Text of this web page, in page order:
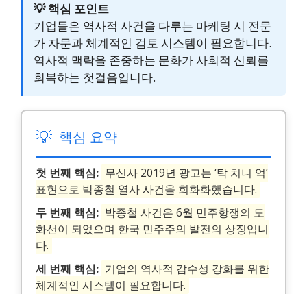
💡 핵심 포인트
기업들은 역사적 사건을 다루는 마케팅 시 전문
가 자문과 체계적인 검토 시스템이 필요합니다.
역사적 맥락을 존중하는 문화가 사회적 신뢰를
회복하는 첫걸음입니다.
💡 핵심 요약
첫 번째 핵심: 무신사 2019년 광고는 ‘탁 치니 억’
표현으로 박종철 열사 사건을 희화화했습니다.
두 번째 핵심: 박종철 사건은 6월 민주항쟁의 도
화선이 되었으며 한국 민주주의 발전의 상징입니
다.
세 번째 핵심: 기업의 역사적 감수성 강화를 위한
체계적인 시스템이 필요합니다.